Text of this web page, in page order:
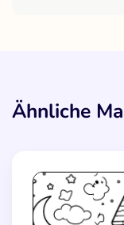
Ähnliche